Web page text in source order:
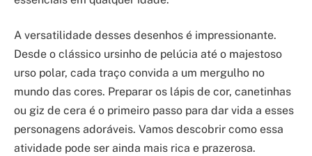
A versatilidade desses desenhos é impressionante.
Desde o clássico ursinho de pelúcia até o majestoso
urso polar, cada traço convida a um mergulho no
mundo das cores. Preparar os lápis de cor, canetinhas
ou giz de cera é o primeiro passo para dar vida a esses
personagens adoráveis. Vamos descobrir como essa
atividade pode ser ainda mais rica e prazerosa.